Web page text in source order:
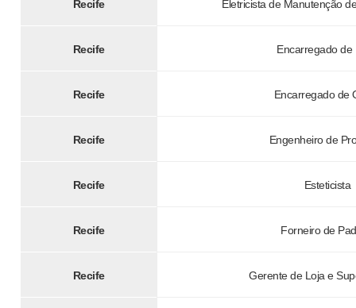
Recife Eletricista de Manutenção
Recife Encarregado de
Recife Encarregado de
Recife Engenheiro de
Recife Esteticista
Recife Forneiro de
Recife Gerente de Loja e